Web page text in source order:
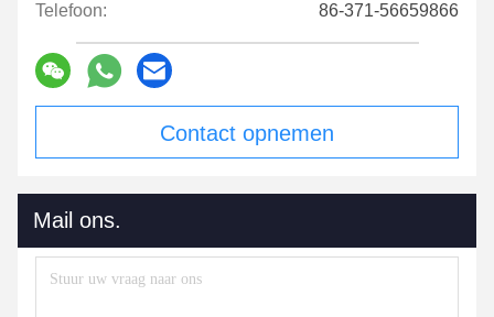
Telefoon: 86-371-56659866
Contact opnemen
Mail ons.